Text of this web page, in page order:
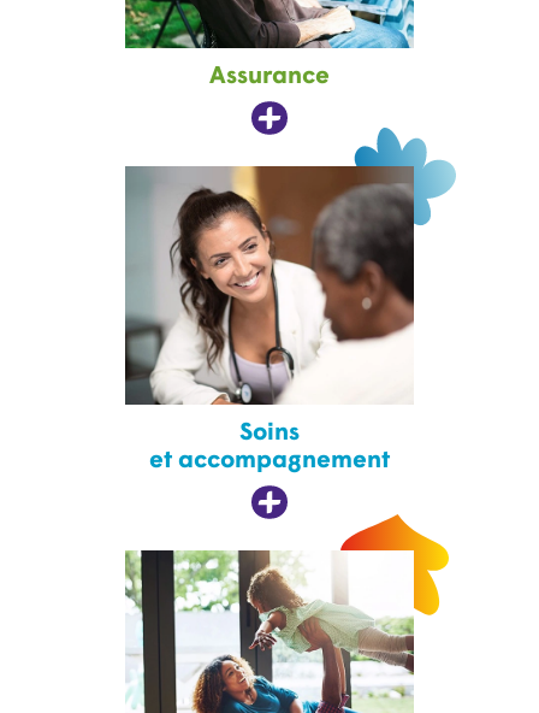
Assurance
Soins
et accompagnement